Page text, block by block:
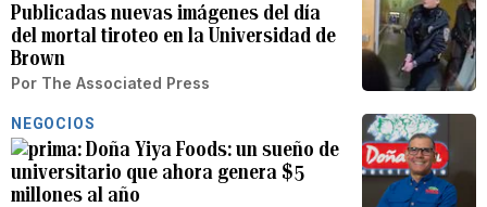
Publicadas nuevas imágenes del día
del mortal tiroteo en la Universidad de
Brown
Por The Associated Press
NEGOCIOS
Doña Yiya Foods: un sueño de
universitario que ahora genera $5
millones al año